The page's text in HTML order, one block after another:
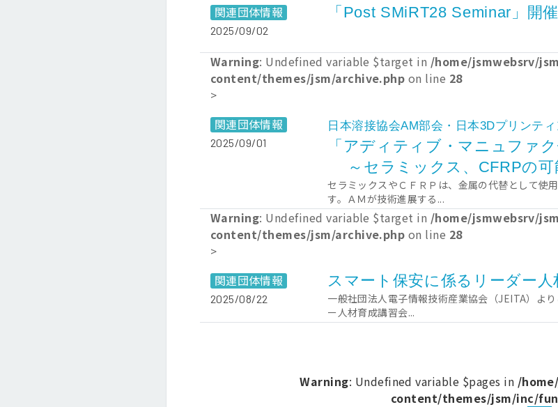
関連団体情報
2025/09/02
「Post SMiRT28 Seminar」開
Warning: Undefined variable $target in /home/jsmwebsrv/
content/themes/jsm/archive.php on line 28
>
関連団体情報
2025/09/01
日本溶接協会AM部会・日本3Dプリンテ
「アディティブ・マニュファ
～セラミックス、CFRPの可
セラミックスやＣＦＲＰは、金属の代替として使
す。ＡＭが技術進展する...
Warning: Undefined variable $target in /home/jsmwebsrv/
content/themes/jsm/archive.php on line 28
>
関連団体情報
2025/08/22
スマート保安に係るリーダー
一般社団法人電子情報技術産業協会（JEITA）よ
ー人材育成講習会...
Warning: Undefined variable $pages in /
content/themes/jsm/inc/